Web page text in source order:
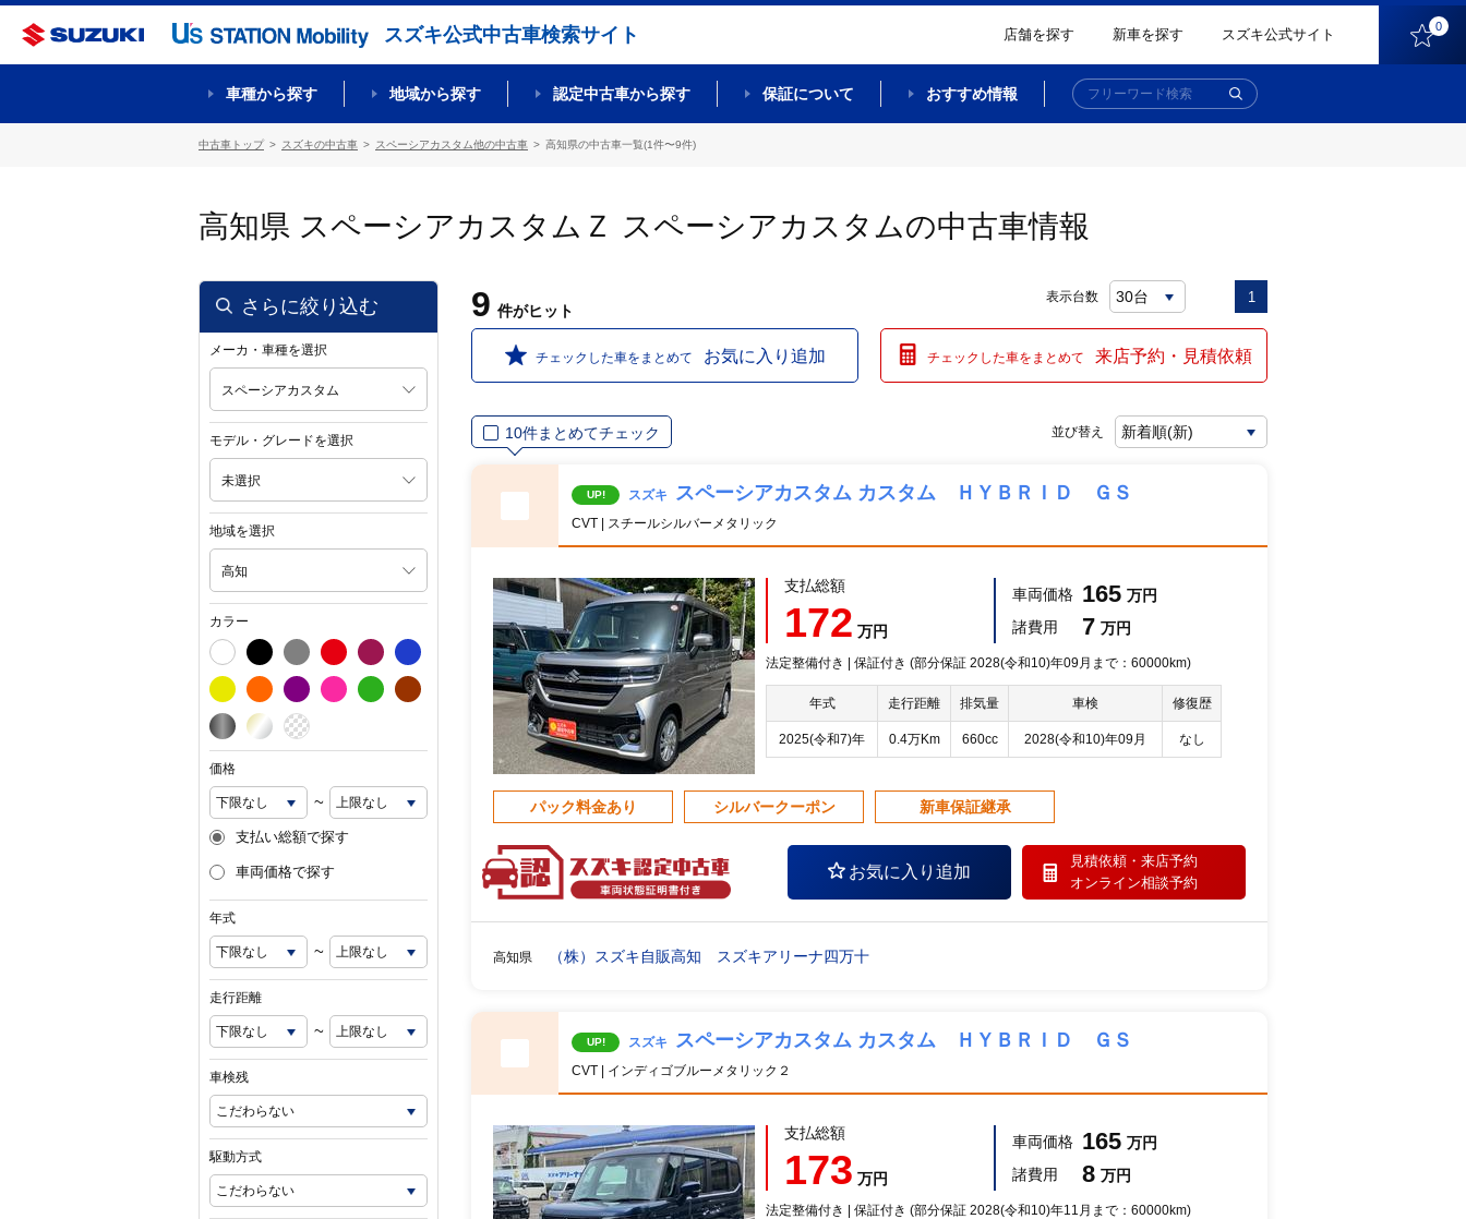
スズキ公式中古車検索サイト 店舗を探す 新車を探す スズキ公式サイト 0
車種から探す 地域から探す 認定中古車から探す 保証について おすすめ情報
中古車トップ スズキの中古車 スペーシアカスタム他の中古車 高知県の中古車一覧(1件〜9件)
高知県 スペーシアカスタムＺ スペーシアカスタムの中古車情報
さらに絞り込む
メーカ・車種を選択
スペーシアカスタム
モデル・グレードを選択
未選択
地域を選択
高知
カラー
価格
~
支払い総額で探す
車両価格で探す
年式
~
走行距離
~
車検残
駆動方式
9 件がヒット
表示台数 1
チェックした車をまとめて お気に入り追加 チェックした車をまとめて 来店予約・見積依頼
10件まとめてチェック 並び替え
UP! スズキ スペーシアカスタム カスタム ＨＹＢＲＩＤ ＧＳ
CVT | スチールシルバーメタリック
支払総額
172 万円
車両価格 165 万円
諸費用
7 万円
法定整備付き | 保証付き (部分保証 2028(令和10)年09月まで：60000km)
年式 走行距離 排気量 車検 修復歴
2025(令和7)年 0.4万Km 660cc 2028(令和10)年09月 なし
パック料金あり シルバークーポン 新車保証継承
お気に入り追加
見積依頼・ 来店予約
オンライン相談予約
高知県 （株）スズキ自販高知 スズキアリーナ四万十
UP! スズキ スペーシアカスタム カスタム ＨＹＢＲＩＤ ＧＳ
CVT | インディゴブルーメタリック２
支払総額
173 万円
車両価格 165 万円
諸費用
8 万円
法定整備付き | 保証付き (部分保証 2028(令和10)年11月まで：60000km)